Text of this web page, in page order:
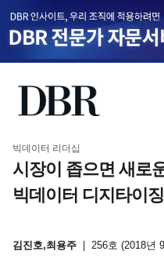
빅데이터 리더십
시장이 좁으면 새로
빅데이터 디지타이
김진호,최용주 256호 (2018년